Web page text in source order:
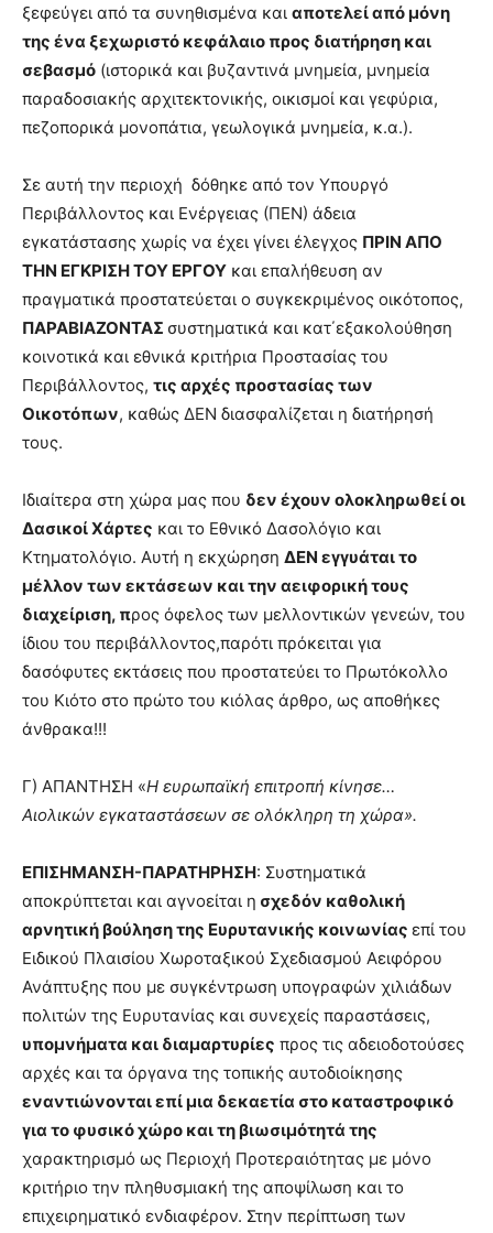
ξεφεύγει από τα συνηθισμένα και αποτελεί από μόνη
της ένα ξεχωριστό κεφάλαιο προς διατήρηση και
σεβασμό (ιστορικά και βυζαντινά μνημεία, μνημεία
παραδοσιακής αρχιτεκτονικής, οικισμοί και γεφύρια,
πεζοπορικά μονοπάτια, γεωλογικά μνημεία, κ.α.).
Σε αυτή την περιοχή δόθηκε από τον Υπουργό
Περιβάλλοντος και Ενέργειας (ΠΕΝ) άδεια
εγκατάστασης χωρίς να έχει γίνει έλεγχος ΠΡΙΝ ΑΠΟ
ΤΗΝ ΕΓΚΡΙΣΗ ΤΟΥ ΕΡΓΟΥ και επαλήθευση αν
πραγματικά προστατεύεται ο συγκεκριμένος οικότοπος,
ΠΑΡΑΒΙΑΖΟΝΤΑΣ συστηματικά και κατ΄εξακολούθηση
κοινοτικά και εθνικά κριτήρια Προστασίας του
Περιβάλλοντος, τις αρχές προστασίας των
Οικοτόπων, καθώς ΔΕΝ διασφαλίζεται η διατήρησή
τους.
Ιδιαίτερα στη χώρα μας που δεν έχουν ολοκληρωθεί οι
Δασικοί Χάρτες και το Εθνικό Δασολόγιο και
Κτηματολόγιο. Αυτή η εκχώρηση ΔΕΝ εγγυάται το
μέλλον των εκτάσεων και την αειφορική τους
διαχείριση, προς όφελος των μελλοντικών γενεών, του
ίδιου του περιβάλλοντος,παρότι πρόκειται για
δασόφυτες εκτάσεις που προστατεύει το Πρωτόκολλο
του Κιότο στο πρώτο του κιόλας άρθρο, ως αποθήκες
άνθρακα!!!
Γ) ΑΠΑΝΤΗΣΗ «Η ευρωπαϊκή επιτροπή κίνησε…
Αιολικών εγκαταστάσεων σε ολόκληρη τη χώρα».
ΕΠΙΣΗΜΑΝΣΗ-ΠΑΡΑΤΗΡΗΣΗ: Συστηματικά
αποκρύπτεται και αγνοείται η σχεδόν καθολική
αρνητική βούληση της Ευρυτανικής κοινωνίας επί του
Ειδικού Πλαισίου Χωροταξικού Σχεδιασμού Αειφόρου
Ανάπτυξης που με συγκέντρωση υπογραφών χιλιάδων
πολιτών της Ευρυτανίας και συνεχείς παραστάσεις,
υπομνήματα και διαμαρτυρίες προς τις αδειοδοτούσες
αρχές και τα όργανα της τοπικής αυτοδιοίκησης
εναντιώνονται επί μια δεκαετία στο καταστροφικό
για το φυσικό χώρο και τη βιωσιμότητά της
χαρακτηρισμό ως Περιοχή Προτεραιότητας με μόνο
κριτήριο την πληθυσμιακή της αποψίλωση και το
επιχειρηματικό ενδιαφέρον. Στην περίπτωση των